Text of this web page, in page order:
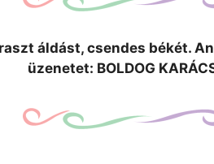
áldást, csendes békét.
üzenetet: BOLDOG